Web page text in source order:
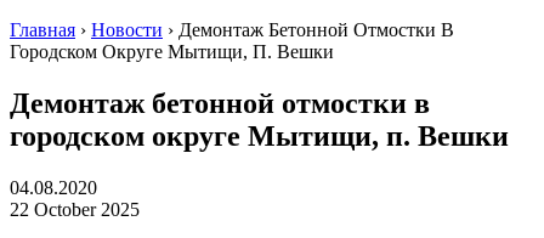
Главная › Новости › Демонтаж Бетонной Отмостки В
Городском Округе Мытищи, П. Вешки
Демонтаж бетонной отмостки в
городском округе Мытищи, п. Вешки
04.08.2020
22 October 2025